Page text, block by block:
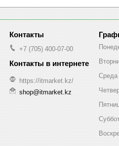
+7 (705) 400-07-00
https://itmarket.kz/
shop@itmarket.kz
Среда